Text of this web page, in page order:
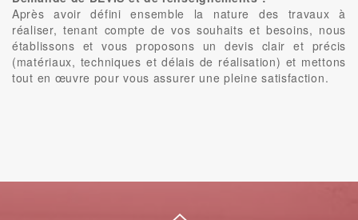
Après avoir défini ensemble la nature des travaux à
réaliser, tenant compte de vos souhaits et besoins, nous
établissons et vous proposons un devis clair et précis
(matériaux, techniques et délais de réalisation) et mettons
tout en œuvre pour vous assurer une pleine satisfaction.